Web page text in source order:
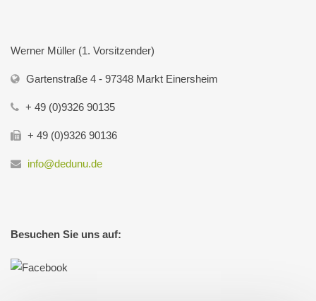
Werner Müller (1. Vorsitzender)
Gartenstraße 4 - 97348 Markt Einersheim
+ 49 (0)9326 90135
+ 49 (0)9326 90136
info@dedunu.de
Besuchen Sie uns auf: